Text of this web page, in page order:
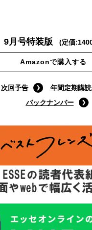
Amazonで購入する
次回予告
年間定期購読
バックナンバー